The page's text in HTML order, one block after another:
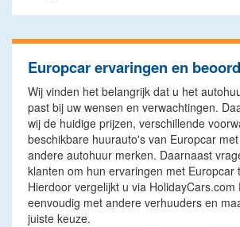
Europcar ervaringen en
Wij vinden het belangrijk dat u het
past bij uw wensen en verwachtingen.
wij de huidige prijzen, verschillende
beschikbare huurauto's van Europcar
andere autohuur merken. Daarnaast
klanten om hun ervaringen met Europcar
Hierdoor vergelijkt u via HolidayCars.com
eenvoudig met andere verhuuders en
juiste keuze.